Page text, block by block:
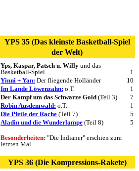
YPS 35 (Das kleinste Basketball-Spiel
der Welt)
Yps, Kaspar, Patsch u. Willy und das
Basketball-Spiel
1
Yinni + Yan: Der fliegende Holländer
10
Im Lande Löwenzahn: o.T.
1
Der Kampf um das Schwarze Gold (Teil 3)
7
Robin Ausdemwald: o.T.
1
Die Pfeile der Rache (Teil 7)
5
Aladin und die Wunderlampe (Teil 8) 5
Besonderheiten: "Die Indianer" erschien zum
letzten Mal.
YPS 36 (Die Kompressions-Rakete)